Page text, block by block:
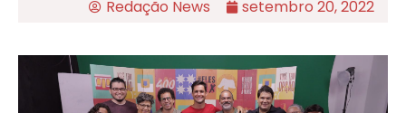
Redação News setembro 20, 2022